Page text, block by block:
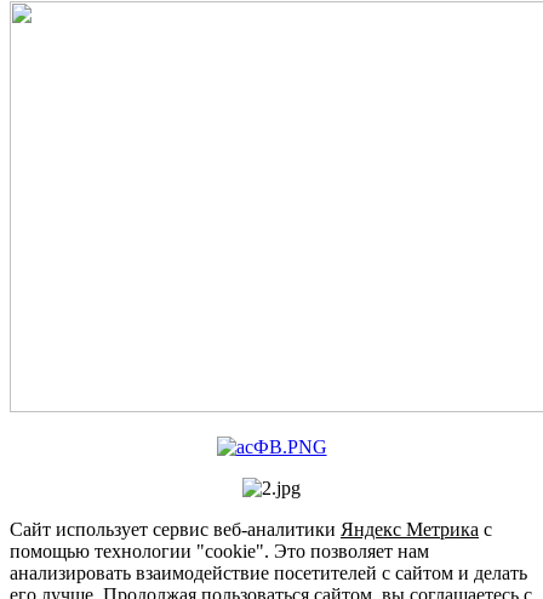
Сайт использует сервис веб-аналитики Яндекс Метрика с
помощью технологии "cookie". Это позволяет нам
анализировать взаимодействие посетителей с сайтом и делать